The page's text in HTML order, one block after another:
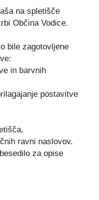
na spletišče
Občina Vodice.
bile zagotovljene
in barvnih
postavitve
ravni naslovov.
za opise